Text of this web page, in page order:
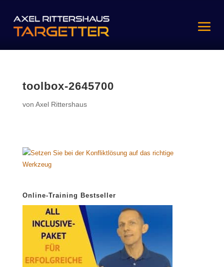
toolbox-2645700
von Axel Rittershaus
Online-Training Bestseller